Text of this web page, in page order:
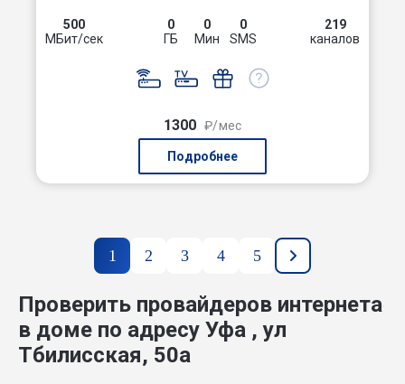
500
МБит/сек
0
ГБ
0
Мин
0
SMS
219
каналов
1300 ₽/мес
Подробнее
1 2 3 4 5
Проверить провайдеров интернета
в доме по адресу Уфа , ул
Тбилисская, 50а